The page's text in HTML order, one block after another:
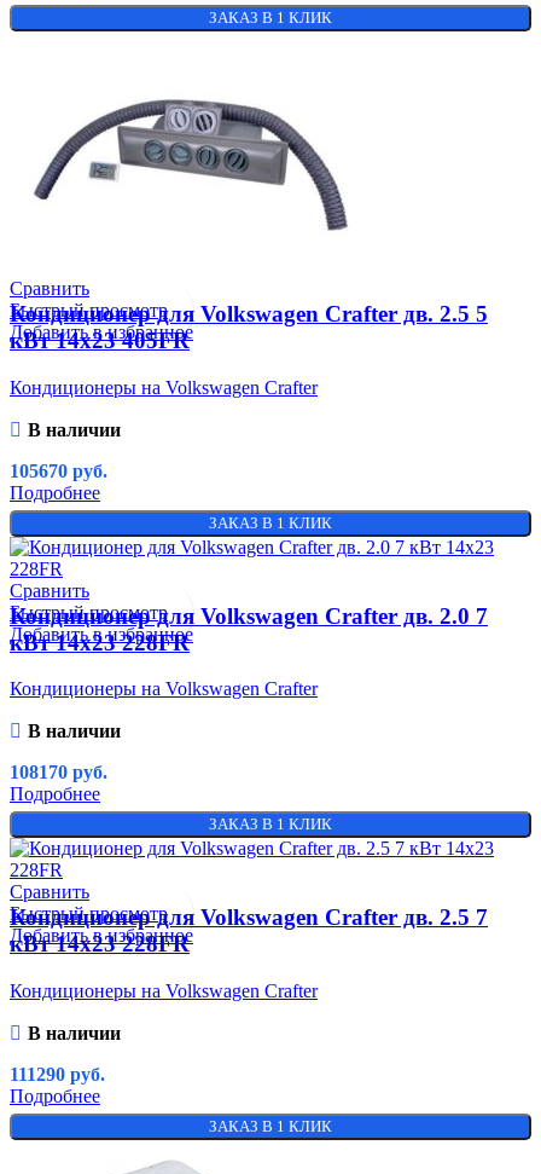
ЗАКАЗ В 1 КЛИК
Сравнить
Быстрый просмотр
Добавить в избранное
Кондиционер для Volkswagen Crafter дв. 2.5 5
кВт 14х23 405FR
Кондиционеры на Volkswagen Crafter
В наличии
105670 руб.
Подробнее
ЗАКАЗ В 1 КЛИК
Сравнить
Быстрый просмотр
Добавить в избранное
Кондиционер для Volkswagen Crafter дв. 2.0 7
кВт 14х23 228FR
Кондиционеры на Volkswagen Crafter
В наличии
108170 руб.
Подробнее
ЗАКАЗ В 1 КЛИК
Сравнить
Быстрый просмотр
Добавить в избранное
Кондиционер для Volkswagen Crafter дв. 2.5 7
кВт 14х23 228FR
Кондиционеры на Volkswagen Crafter
В наличии
111290 руб.
Подробнее
ЗАКАЗ В 1 КЛИК